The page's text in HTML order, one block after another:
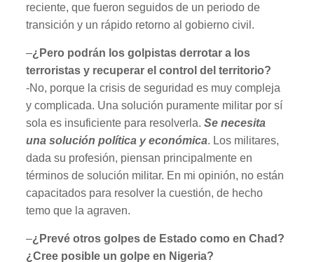
reciente, que fueron seguidos de un periodo de
transición y un rápido retorno al gobierno civil.
–¿Pero podrán los golpistas derrotar a los
terroristas y recuperar el control del territorio?
-No, porque la crisis de seguridad es muy compleja
y complicada. Una solución puramente militar por sí
sola es insuficiente para resolverla. Se necesita
una solución política y económica. Los militares,
dada su profesión, piensan principalmente en
términos de solución militar. En mi opinión, no están
capacitados para resolver la cuestión, de hecho
temo que la agraven.
–¿Prevé otros golpes de Estado como en Chad?
¿Cree posible un golpe en Nigeria?